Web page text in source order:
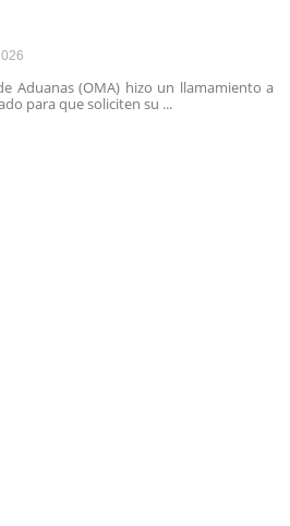
Aduanas (OMA) hizo un llamamiento a
para que soliciten su ...